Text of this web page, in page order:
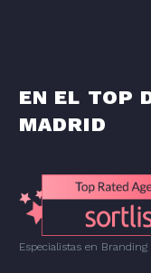
EN EL TOP
MADRID
Especialistas en Branding